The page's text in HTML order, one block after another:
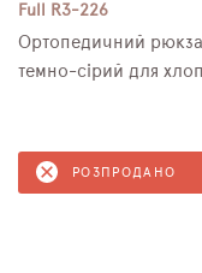
Full R3-226
Ортопедичний
РОЗПРОДАНО